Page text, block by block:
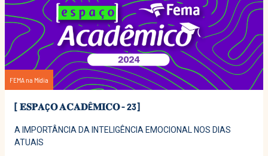
FEMA na Mídia
[ 𝐄𝐒𝐏𝐀Ç𝐎 𝐀𝐂𝐀𝐃Ê𝐌𝐈𝐂𝐎 - 23]
A IMPORTÂNCIA DA INTELIGÊNCIA EMOCIONAL NOS DIAS
ATUAIS